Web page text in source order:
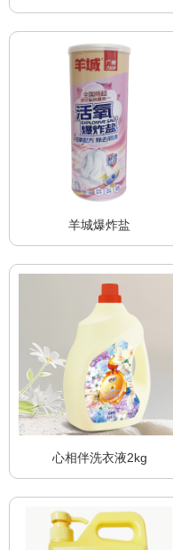
羊城爆炸盐
心相伴洗衣液2kg